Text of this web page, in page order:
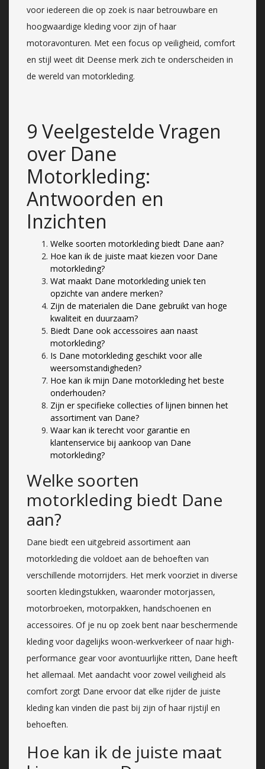
voor iedereen die op zoek is naar betrouwbare en
hoogwaardige kleding voor zijn of haar
motoravonturen. Met een focus op veiligheid, comfort
en stijl weet dit Deense merk zich te onderscheiden in
de wereld van motorkleding.
9 Veelgestelde Vragen
over Dane
Motorkleding:
Antwoorden en
Inzichten
Welke soorten motorkleding biedt Dane aan?
Hoe kan ik de juiste maat kiezen voor Dane
motorkleding?
Wat maakt Dane motorkleding uniek ten
opzichte van andere merken?
Zijn de materialen die Dane gebruikt van hoge
kwaliteit en duurzaam?
Biedt Dane ook accessoires aan naast
motorkleding?
Is Dane motorkleding geschikt voor alle
weersomstandigheden?
Hoe kan ik mijn Dane motorkleding het beste
onderhouden?
Zijn er specifieke collecties of lijnen binnen het
assortiment van Dane?
Waar kan ik terecht voor garantie en
klantenservice bij aankoop van Dane
motorkleding?
Welke soorten
motorkleding biedt Dane
aan?
Dane biedt een uitgebreid assortiment aan
motorkleding die voldoet aan de behoeften van
verschillende motorrijders. Het merk voorziet in diverse
soorten kledingstukken, waaronder motorjassen,
motorbroeken, motorpakken, handschoenen en
accessoires. Of je nu op zoek bent naar beschermende
kleding voor dagelijks woon-werkverkeer of naar high-
performance gear voor avontuurlijke ritten, Dane heeft
het allemaal. Met aandacht voor zowel veiligheid als
comfort zorgt Dane ervoor dat elke rijder de juiste
kleding kan vinden die past bij zijn of haar rijstijl en
behoeften.
Hoe kan ik de juiste maat